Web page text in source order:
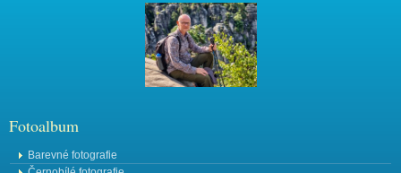
Fotoalbum
Barevné fotografie